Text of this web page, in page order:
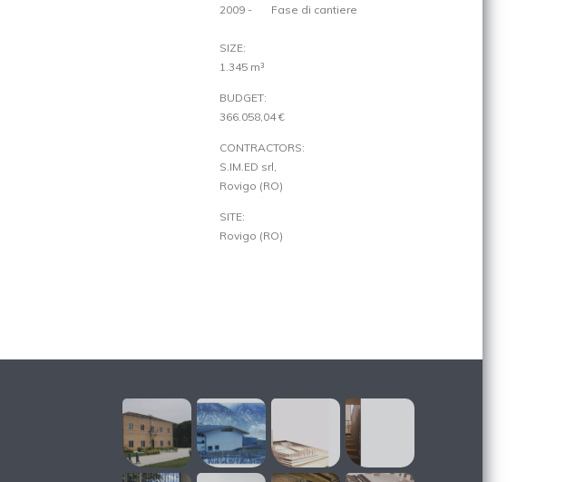
2009 - Fase di cantiere
SIZE:
1.345 m³
BUDGET:
366.058,04 €
CONTRACTORS:
S.IM.ED srl,
Rovigo (RO)
SITE:
Rovigo (RO)